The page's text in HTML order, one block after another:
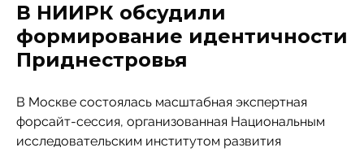
В НИИРК обсудили
формирование идентичности
Приднестровья
В Москве состоялась масштабная экспертная
форсайт-сессия, организованная Национальным
исследовательским институтом развития